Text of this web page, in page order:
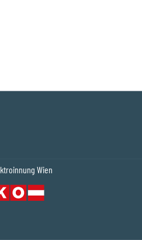
Fußleistennavigation
Wien